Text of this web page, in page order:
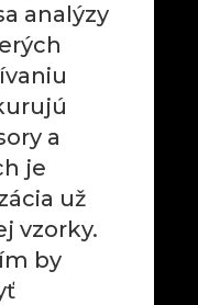
analýzy
a
je
už
vzorky.
by